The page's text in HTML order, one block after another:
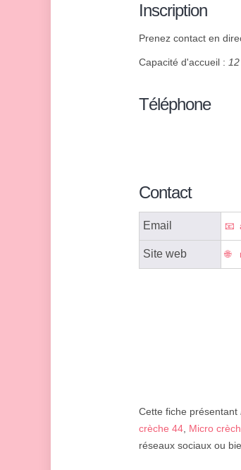
Inscription
Prenez contact en
Capacité d'accueil :
Téléphone
Contact
Email
Site web
Cette fiche présentant
crèche 44, Micro
réseaux sociaux ou